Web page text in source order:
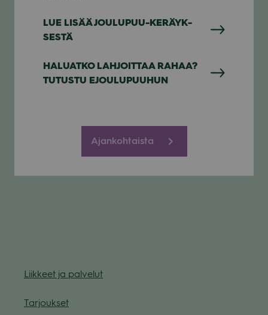
LUE LISÄÄ JOU­LU­PUU-KERÄYK­
SESTÄ
HALUATKO LAH­JOIT­TAA RAHAA?
TUTUSTU EJOU­LU­PUU­HUN
Ajankohtaista
Liik­keet ja pal­ve­lut
Tar­jouk­set